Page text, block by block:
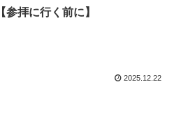
【参拝に行く前に】
2025.12.22